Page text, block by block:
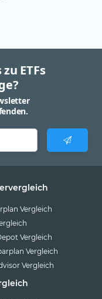
ETFs
Vergleich
Vergleich
Vergleich
Vergleich